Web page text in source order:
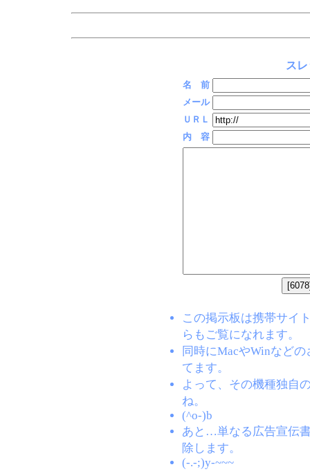
ス
名 前
メール
ＵＲＬ
内 容
この掲示板は携帯サイ
らもご覧になれます。
同時にMacやWinなど
てます。
よって、その機種独自
ね。
(^o-)b
あと…単なる広告宣伝
除します。
(-.-;)y-~~~